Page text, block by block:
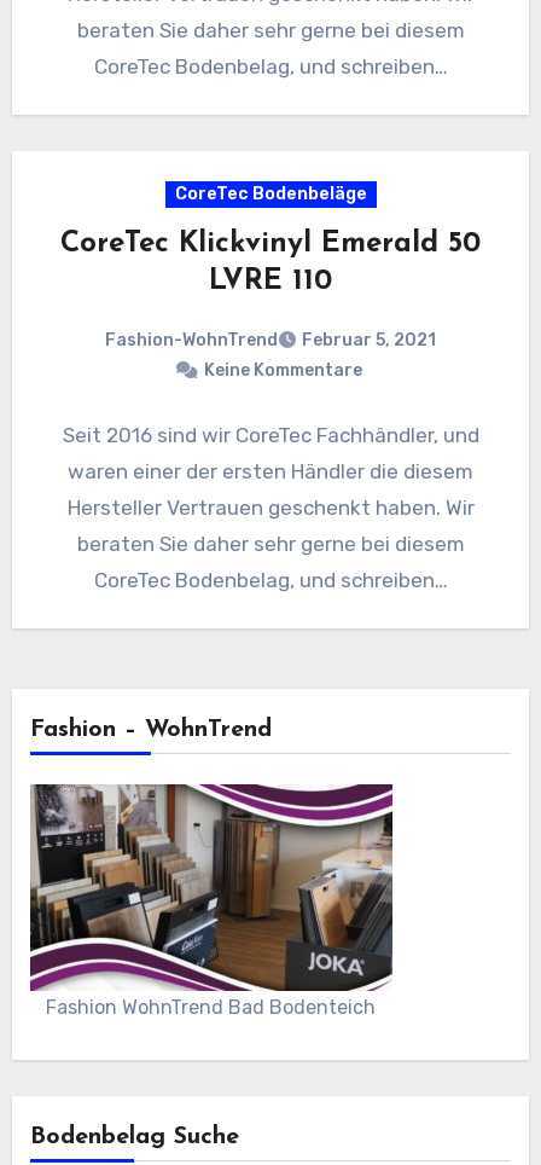
beraten Sie daher sehr gerne bei diesem
CoreTec Bodenbelag, und schreiben…
CoreTec Bodenbeläge
CoreTec Klickvinyl Emerald 50
LVRE 110
Fashion-WohnTrend
Februar 5, 2021
Keine Kommentare
Seit 2016 sind wir CoreTec Fachhändler, und
waren einer der ersten Händler die diesem
Hersteller Vertrauen geschenkt haben. Wir
beraten Sie daher sehr gerne bei diesem
CoreTec Bodenbelag, und schreiben…
Fashion – WohnTrend
Fashion WohnTrend Bad Bodenteich
Bodenbelag Suche